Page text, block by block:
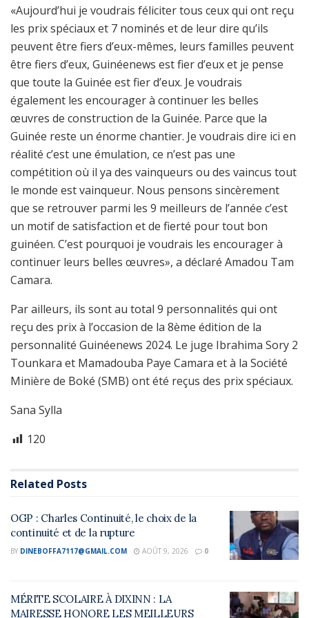
«Aujourd’hui je voudrais féliciter tous ceux qui ont reçu
les prix spéciaux et 7 nominés et de leur dire qu’ils
peuvent être fiers d’eux-mêmes, leurs familles peuvent
être fiers d’eux, Guinéenews est fier d’eux et je pense
que toute la Guinée est fier d’eux. Je voudrais
également les encourager à continuer les belles
œuvres de construction de la Guinée. Parce que la
Guinée reste un énorme chantier. Je voudrais dire ici en
réalité c’est une émulation, ce n’est pas une
compétition où il ya des vainqueurs ou des vaincus tout
le monde est vainqueur. Nous pensons sincèrement
que se retrouver parmi les 9 meilleurs de l’année c’est
un motif de satisfaction et de fierté pour tout bon
guinéen. C’est pourquoi je voudrais les encourager à
continuer leurs belles œuvres», a déclaré Amadou Tam
Camara.
Par ailleurs, ils sont au total 9 personnalités qui ont
reçu des prix à l’occasion de la 8ème édition de la
personnalité Guinéenews 2024. Le juge Ibrahima Sory 2
Tounkara et Mamadouba Paye Camara et à la Société
Minière de Boké (SMB) ont été reçus des prix spéciaux.
Sana Sylla
120
Related Posts
OGP : Charles Continuité, le choix de la
continuité et de la rupture
BY DINEBOFFA7117@GMAIL.COM AOÛT 9, 2026 0
MÉRITE SCOLAIRE À DIXINN : LA
MAIRESSE HONORE LES MEILLEURS